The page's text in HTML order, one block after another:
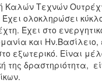
Καλών Τεχνών
ολοκληρώσει
Έχει στο
και
εξωτερικό. Είναι
της δραστηριότητα,